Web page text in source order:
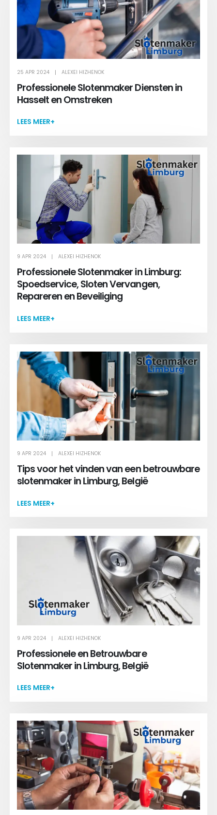
25 APR 2024 ALEXEI HIZHENOK
Professionele Slotenmaker Diensten in
Hasselt en Omstreken
LEES MEER+
9 APR 2024 ALEXEI HIZHENOK
Professionele Slotenmaker in Limburg:
Spoedservice, Sloten Vervangen,
Repareren en Beveiliging
LEES MEER+
9 APR 2024 ALEXEI HIZHENOK
Tips voor het vinden van een betrouwbare
slotenmaker in Limburg, België
LEES MEER+
9 APR 2024 ALEXEI HIZHENOK
Professionele en Betrouwbare
Slotenmaker in Limburg, België
LEES MEER+